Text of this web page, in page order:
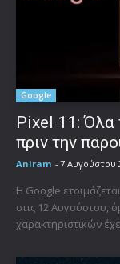
Google
Pixel 11: Όλα
πριν την
Aniram - 7 Αυγούστου
Η Google
στις 12 Αυγούστου,
χαρακτηριστικών